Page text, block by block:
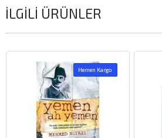
İLGILI ÜRÜNLER
Hemen Kargo